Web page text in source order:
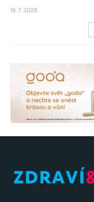
16. 7. 2026